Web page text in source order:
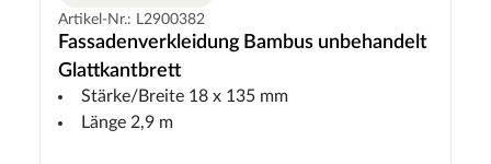
Artikel-Nr.: L2900382
Fassadenverkleidung Bambus unbehandelt
Glattkantbrett
Stärke/Breite 18 x 135 mm
Länge 2,9 m